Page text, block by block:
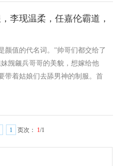
李现温柔，任嘉伦霸道，
颜值的代名词。”帅哥们都交给了
觊觎兵哥哥的美貌，想嫁给他
带着姑娘们去舔男神的制服。首
1 页次： 1/1